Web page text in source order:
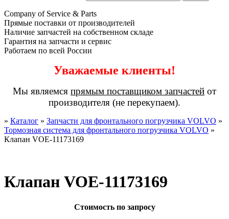
Company of Service & Parts
Прямые поставки от производителей
Наличие запчастей на собственном складе
Гарантия на запчасти и сервис
Работаем по всей России
Уважаемые клиенты!
Мы являемся прямым поставщиком запчастей от
производителя (не перекупаем).
» Каталог » Запчасти для фронтального погрузчика VOLVO »
Тормозная система для фронтального погрузчика VOLVO »
Клапан VOE-11173169
Клапан VOE-11173169
Стоимость по запросу